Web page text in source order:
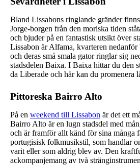
Bland Lissabons ringlande gränder
Jorge-borgen från den moriska tiden
och bjuder på en fantastisk utsikt över
Lissabon är Alfama, kvarteren
och deras små smala gator ringlar sig
stadsdelen Baixa. I Baixa hittar du den
da Liberade och här kan du promenera
Pittoreska Bairro Alto
På en weekend till Lissabon är det ett
Bairro Alto är en lugn stadsdel med
och är framför allt känd för sina många
portugisisk folkmusikstil, som handlar
varit eller som aldrig blev av. Den
ackompanjemang av två